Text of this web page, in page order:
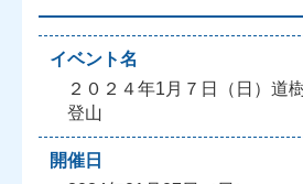
イベント名
２０２４年1月７日（日）
登山
開催日